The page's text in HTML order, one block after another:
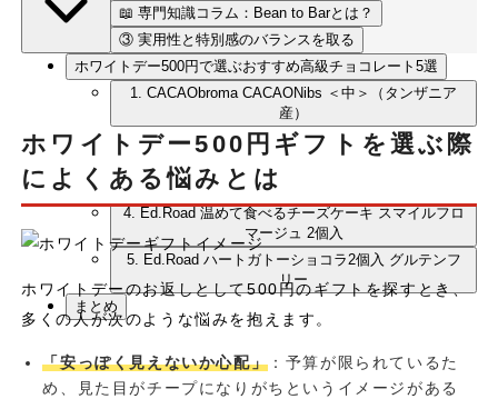
📖 専門知識コラム：Bean to Barとは？
③ 実用性と特別感のバランスを取る
ホワイトデー500円で選ぶおすすめ高級チョコレート5選
1. CACAObroma CACAONibs ＜中＞（タンザニア
産）
2. CACAObroma Coffee Chocolate ハーフ
3. Cherry BonBon チェリーボンボン2個入（期間限
4. Ed.Road 温めて食べるチーズケーキ スマイルフロ
マージュ 2個入
5. Ed.Road ハートガトーショコラ2個入 グルテンフ
リー
まとめ
ホワイトデー500円ギフトを選ぶ際
によくある悩みとは
ホワイトデーのお返しとして500円のギフトを探すとき、
多くの人が次のような悩みを抱えます。
「安っぽく見えないか心配」 ：予算が限られているた
め、見た目がチープになりがちというイメージがある